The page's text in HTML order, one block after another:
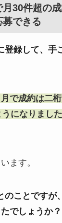
30件超の
できる
録して、手
で成約は二
になりました
ます。
ことですが
でしょうか？